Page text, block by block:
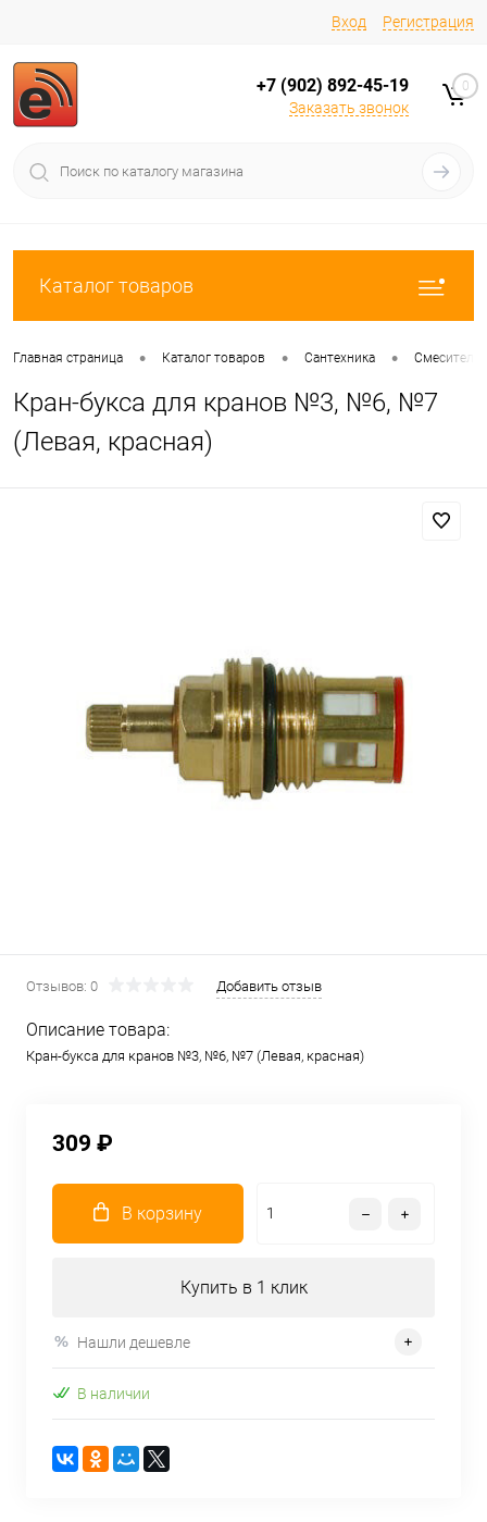
Вход Регистрация
+7 (902) 892-45-19
Заказать звонок
0
Каталог товаров
Главная страница • Каталог товаров • Сантехника • Смесители
Кран-букса для кранов №3, №6, №7
(Левая, красная)
Отзывов: 0 Добавить отзыв
Описание товара:
Кран-букса для кранов №3, №6, №7 (Левая, красная)
309 ₽
В корзину
Купить в 1 клик
Нашли дешевле
В наличии